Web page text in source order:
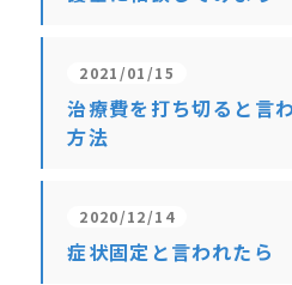
2021/01/15
治療費を打ち切ると言
方法
2020/12/14
症状固定と言われたら